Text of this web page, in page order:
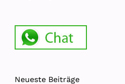
Neueste Beiträge